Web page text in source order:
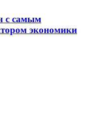
с самым
экономики